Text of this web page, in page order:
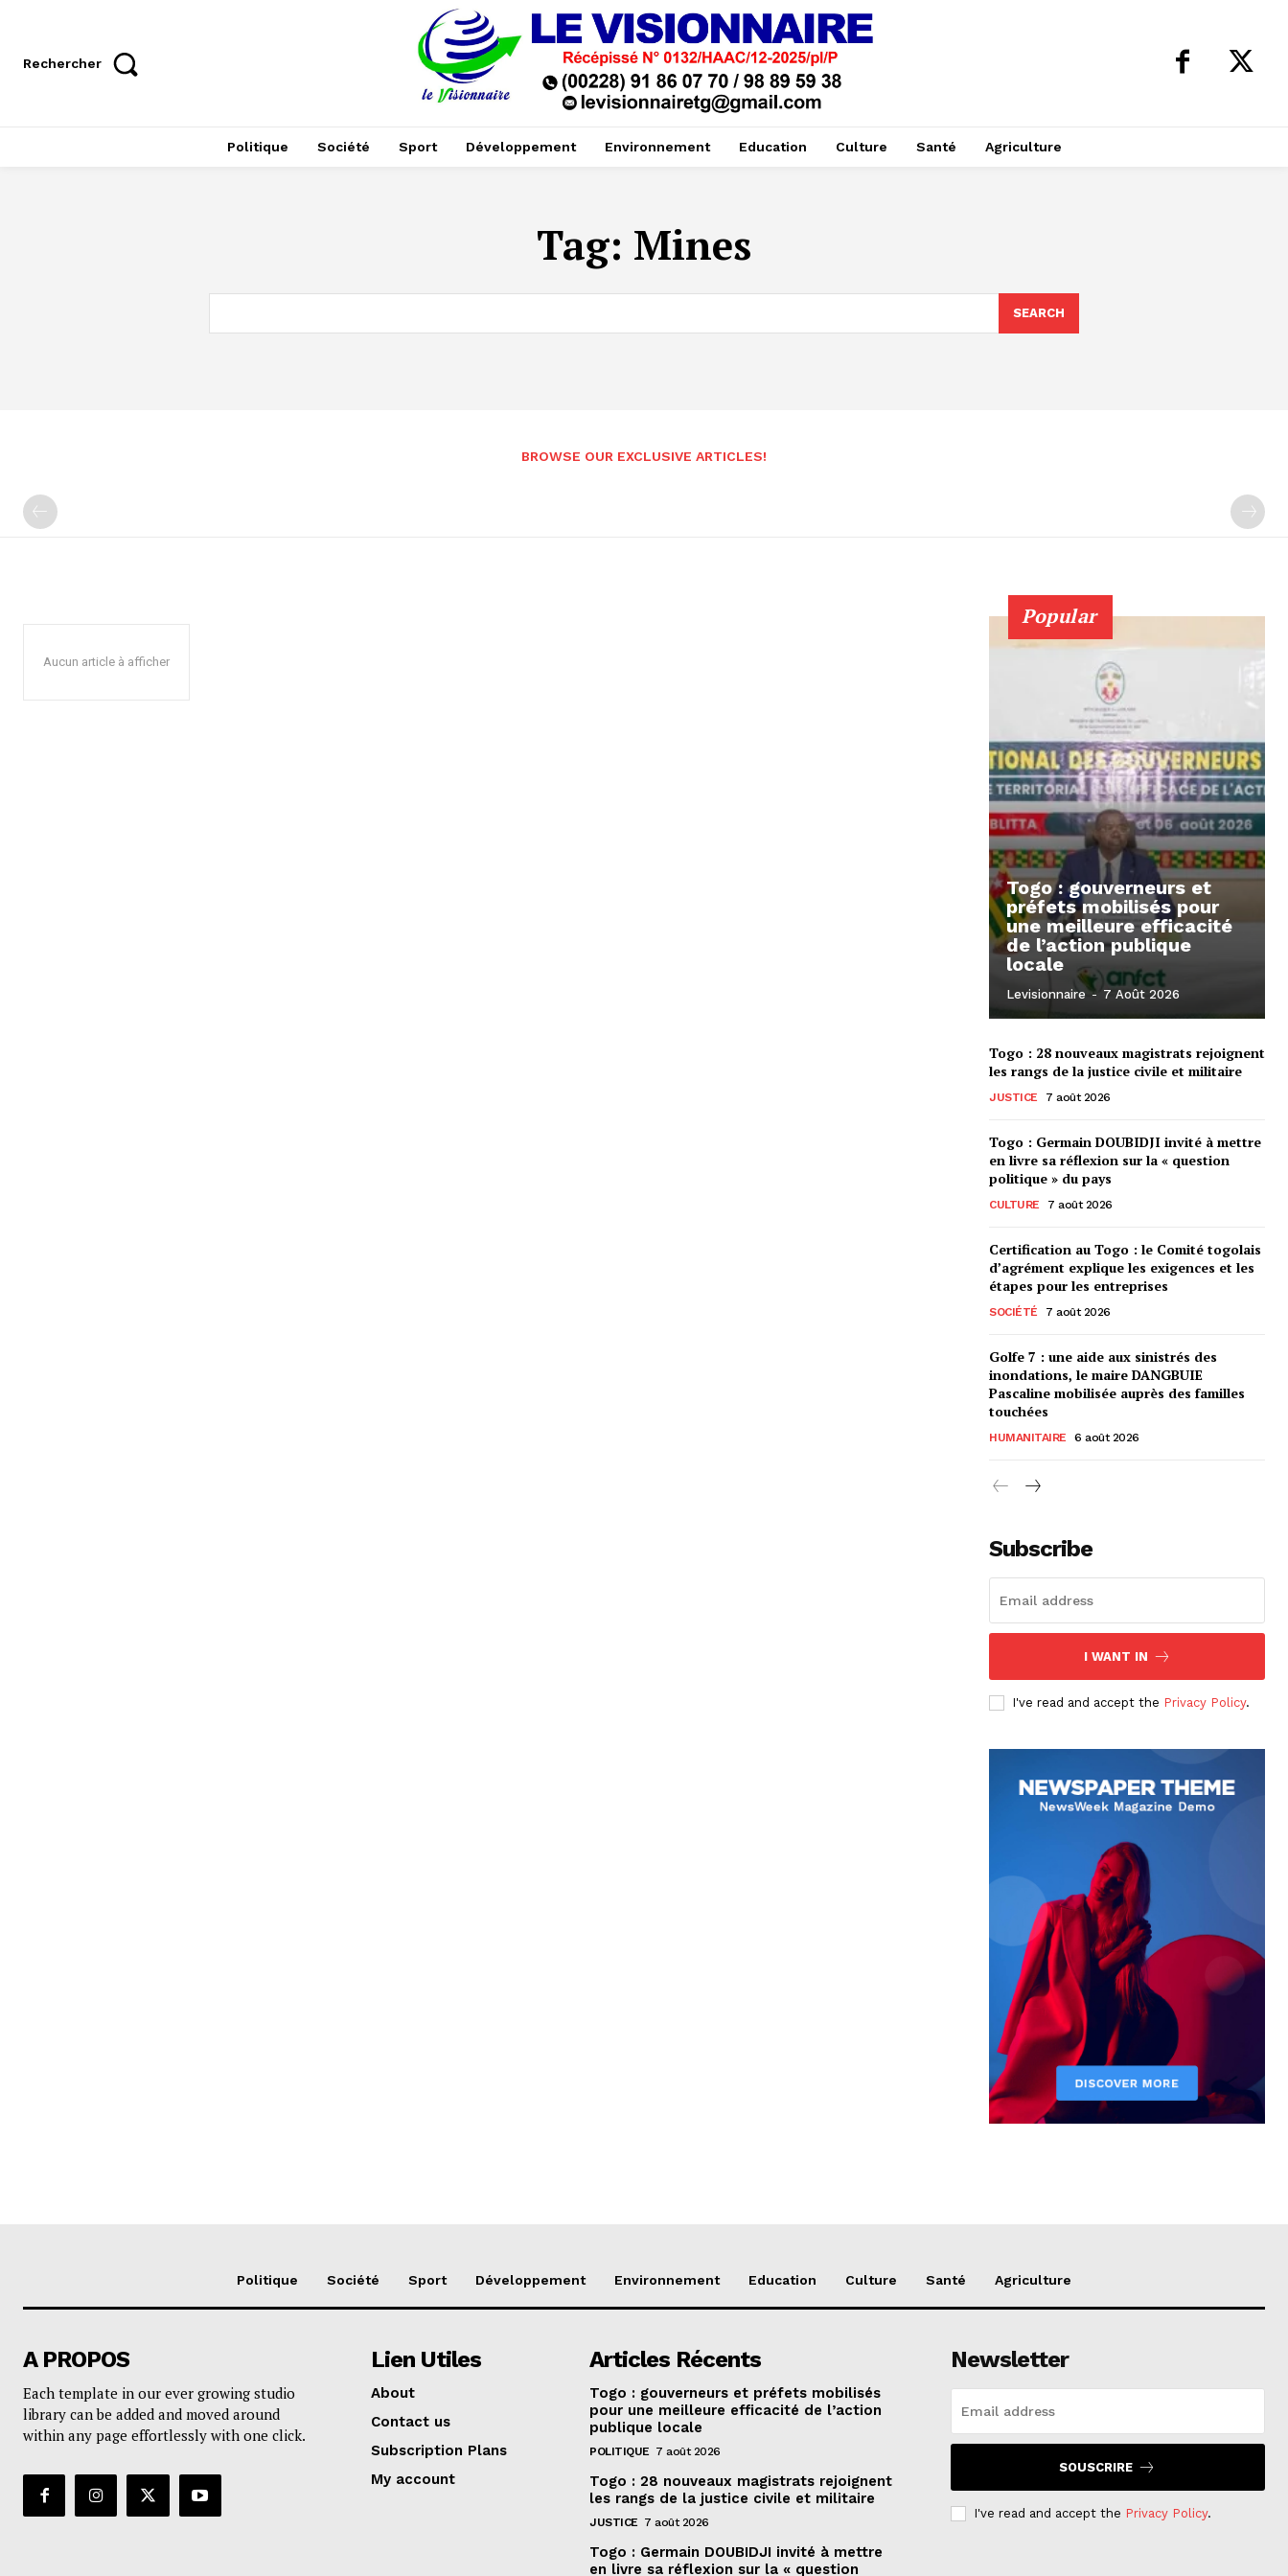
Rechercher
Politique Société Sport Développement Environnement Education Culture Santé Agriculture
Tag: Mines
SEARCH
BROWSE OUR EXCLUSIVE ARTICLES!
Aucun article à afficher
Popular
Togo : gouverneurs et
préfets mobilisés pour
une meilleure efficacité
de l’action publique
locale
Levisionnaire - 7 Août 2026
Togo : 28 nouveaux magistrats rejoignent
les rangs de la justice civile et militaire
JUSTICE 7 août 2026
Togo : Germain DOUBIDJI invité à mettre
en livre sa réflexion sur la « question
politique » du pays
CULTURE 7 août 2026
Certification au Togo : le Comité togolais
d’agrément explique les exigences et les
étapes pour les entreprises
SOCIÉTÉ 7 août 2026
Golfe 7 : une aide aux sinistrés des
inondations, le maire DANGBUIE
Pascaline mobilisée auprès des familles
touchées
HUMANITAIRE 6 août 2026
Subscribe
I WANT IN
I've read and accept the Privacy Policy.
Politique Société Sport Développement Environnement Education Culture Santé Agriculture
A PROPOS
Each template in our ever growing studio
library can be added and moved around
within any page effortlessly with one click.
Lien Utiles
About
Contact us
Subscription Plans
My account
Articles Récents
Togo : gouverneurs et préfets mobilisés
pour une meilleure efficacité de l’action
publique locale
POLITIQUE 7 août 2026
Togo : 28 nouveaux magistrats rejoignent
les rangs de la justice civile et militaire
JUSTICE 7 août 2026
Togo : Germain DOUBIDJI invité à mettre
en livre sa réflexion sur la « question
Newsletter
SOUSCRIRE
I've read and accept the Privacy Policy.